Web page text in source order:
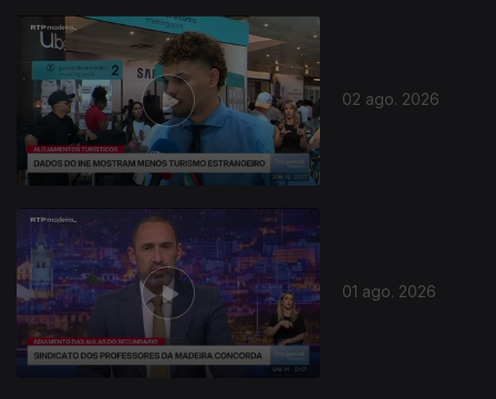
02 ago. 2026
01 ago. 2026